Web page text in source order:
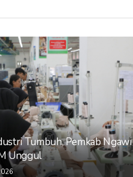
Tumbuh, Pemkab Ngawi
Unggul